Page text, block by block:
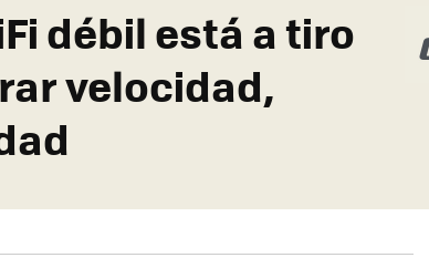
débil está a tiro
velocidad,